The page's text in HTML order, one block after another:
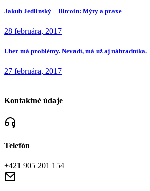
Jakub Jedlinský – Bitcoin: Mýty a praxe
28 februára, 2017
Uber má problémy. Nevadí, má už aj náhradníka.
27 februára, 2017
Kontaktné údaje
Telefón
+421 905 201 154